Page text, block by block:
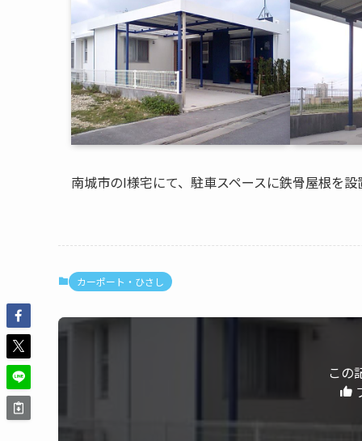
南城市のI様宅にて、駐車スペースに鉄骨屋根を
カーポート・ひさし
この